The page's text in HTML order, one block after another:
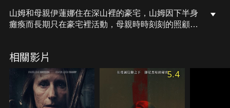
山姆和母親伊蓮娜住在深山裡的豪宅，山姆因下半身
癱瘓而長期只在豪宅裡活動，母親時時刻刻的照顧著
界開始有了的希望和好奇，而伊蓮娜卻百般阻撓，不
讓山姆離開這座如監獄似的豪宅，不僅如此，她甚至
對丹妮絲展開恐怖的報復……
相關影片
5.4